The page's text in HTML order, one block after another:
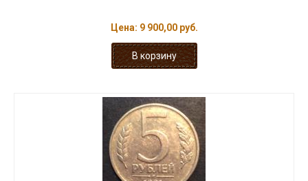
Цена: 9 900,00 руб.